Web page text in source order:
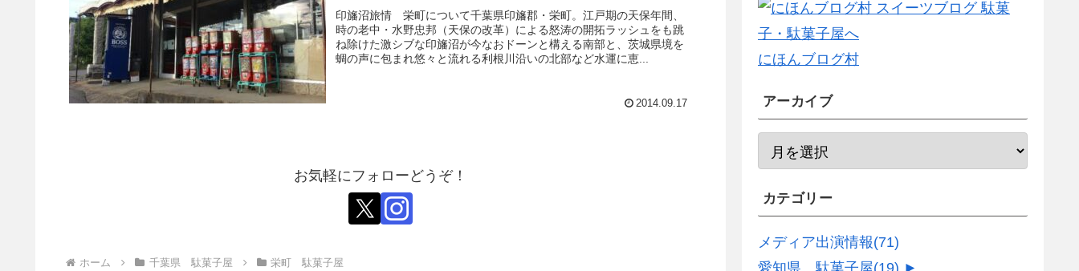
印旛沼旅情 栄町について千葉県印旛郡・栄町。江戸期の天保年間、
時の老中・水野忠邦（天保の改革）による怒涛の開拓ラッシュをも跳
ね除けた激シブな印旛沼が今なおドーンと構える南部と、茨城県境を
蜩の声に包まれ悠々と流れる利根川沿いの北部など水運に恵...
2014.09.17
お気軽にフォローどうぞ！
ホーム 千葉県 駄菓子屋 栄町 駄菓子屋
にほんブログ村
アーカイブ
カテゴリー
メディア出演情報(71)